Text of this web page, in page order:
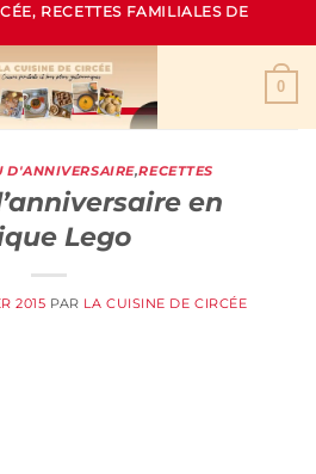
RECETTES FAMILIALES DE
0
D'ANNIVERSAIRE,RECETTES
en
Lego
2015 PAR LA CUISINE DE CIRCÉE